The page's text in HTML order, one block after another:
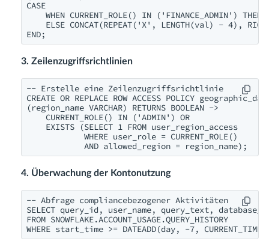
CASE
WHEN CURRENT_ROLE() IN ('FINANCE_ADMIN') THEN
ELSE CONCAT(REPEAT('X', LENGTH(val) - 4),
3. Zeilenzugriffsrichtlinien
-- Erstelle eine Zeilenzugriffsrichtlinie
CREATE OR REPLACE ROW ACCESS POLICY
(region_name VARCHAR) RETURNS BOOLEAN ->
    CURRENT_ROLE() IN ('ADMIN') OR
    EXISTS (SELECT 1 FROM user_region_access
            WHERE user_role = CURRENT_ROLE()
4. Überwachung der Kontonutzung
-- Abfrage compliancebezogener Aktivitäten
SELECT query_id, user_name, query_text,
FROM SNOWFLAKE.ACCOUNT_USAGE.QUERY_HISTORY